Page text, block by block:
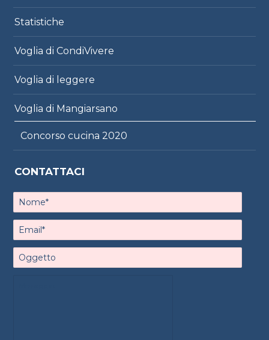
Statistiche
Voglia di CondiVivere
Voglia di leggere
Voglia di Mangiarsano
Concorso cucina 2020
CONTATTACI